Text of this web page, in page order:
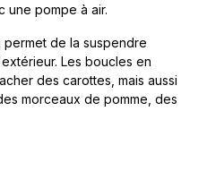
une pompe à air.
de la suspendre
Les boucles en
des carottes, mais aussi
morceaux de pomme, des